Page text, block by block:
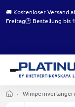
🚚 Kostenloser Versand
Freitag🕑 Bestellung bis